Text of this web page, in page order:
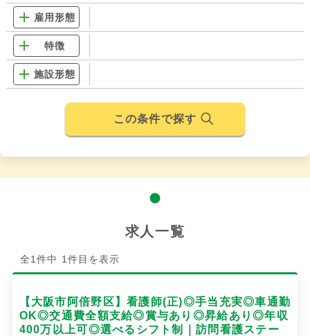
雇用形態
特徴
施設形態
この条件で探す
求人一覧
全1件中 1件目を表示
【大阪市阿倍野区】看護師(正)◎手当充実◎車通勤
OK◎交通費全額支給◎賞与あり◎昇給あり◎年収
400万以上可◎選べるシフト制｜訪問看護ステー